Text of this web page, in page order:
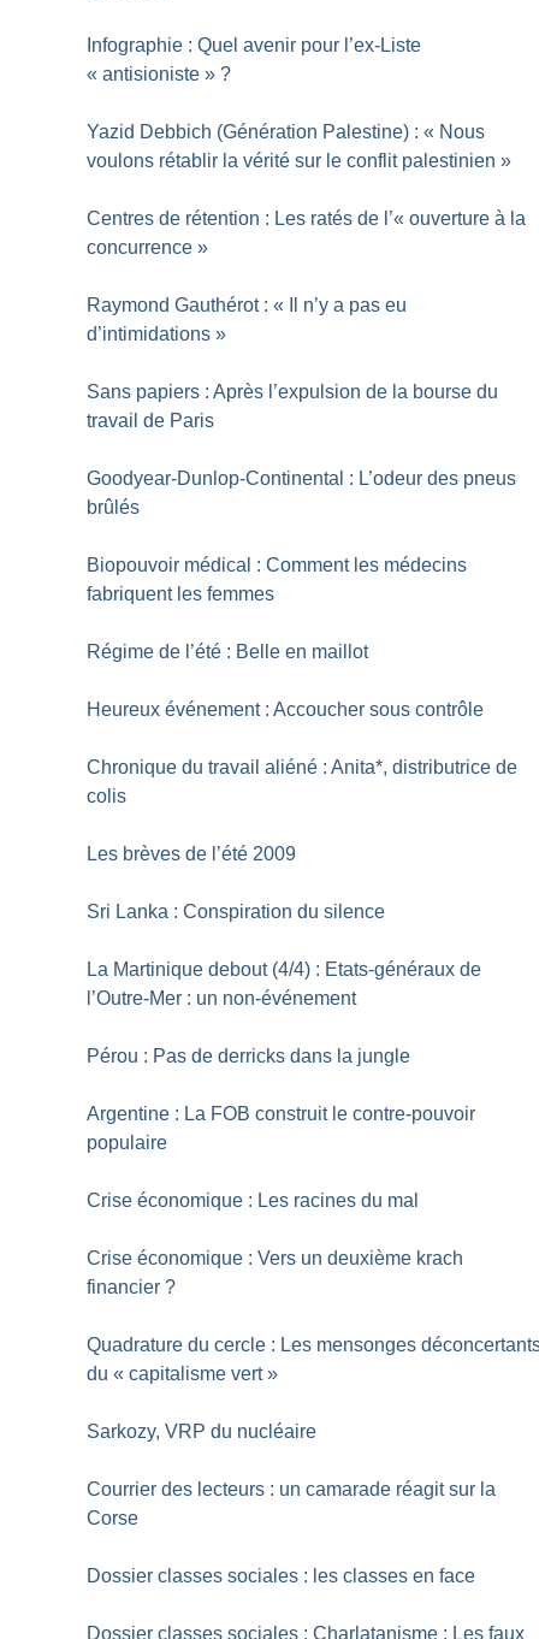
Infographie : Quel avenir pour l’ex-Liste
« antisioniste » ?
Yazid Debbich (Génération Palestine) : « Nous
voulons rétablir la vérité sur le conflit palestinien »
Centres de rétention : Les ratés de l’« ouverture à la
concurrence »
Raymond Gauthérot : «
Il n’y a pas eu
d’intimidations »
Sans papiers : Après l’expulsion de la bourse du
travail de Paris
Goodyear-Dunlop-Continental : L’odeur des pneus
brûlés
Biopouvoir médical : Comment les médecins
fabriquent les femmes
Régime de l’été : Belle en maillot
Heureux événement : Accoucher sous contrôle
Chronique du travail aliéné : Anita*, distributrice de
colis
Les brèves de l’été 2009
Sri Lanka : Conspiration du silence
La Martinique debout (4/4) : Etats-généraux de
l’Outre-Mer : un non-événement
Pérou : Pas de derricks dans la jungle
Argentine : La FOB construit le contre-pouvoir
populaire
Crise économique : Les racines du mal
Crise économique : Vers un deuxième krach
financier ?
Quadrature du cercle : Les mensonges
du « capitalisme vert »
Sarkozy, VRP du nucléaire
Courrier des lecteurs : un camarade réagit sur la
Corse
Dossier classes sociales : les classes en face
Dossier classes sociales : Charlatanisme : Les faux